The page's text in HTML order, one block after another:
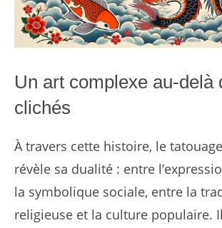
Un art complexe au-delà
clichés
À travers cette histoire, le
révèle sa dualité : entre
la symbolique sociale, entre la
religieuse et la culture populaire.